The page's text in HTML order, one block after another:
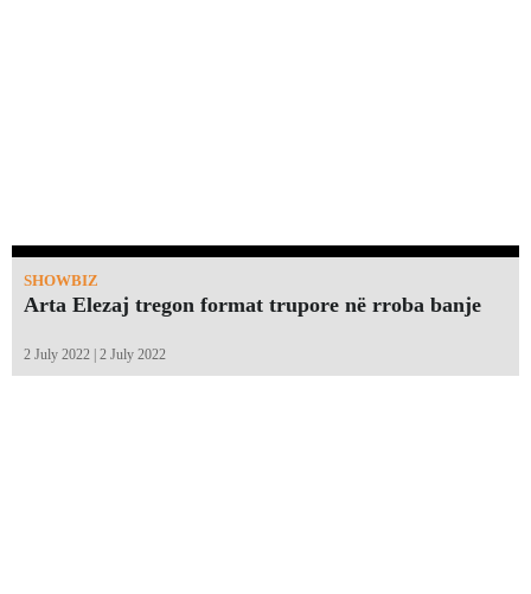
SHOWBIZ
Arta Elezaj tregon format trupore në rroba banje
2 July 2022 | 2 July 2022